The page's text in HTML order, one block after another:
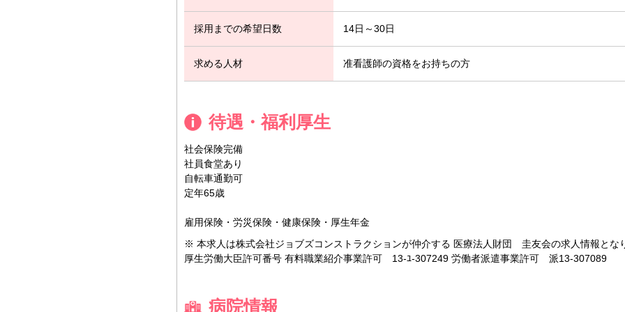
採用までの希望日数 14日～30日
求める人材 准看護師の資格をお持ちの方
待遇・福利厚生
社会保険完備
社員食堂あり
自転車通勤可
定年65歳
雇用保険・労災保険・健康保険・厚生年金
※ 本求人は株式会社ジョブズコンストラクションが仲介する 医療法人財団 圭友会の求人情報とな
厚生労働大臣許可番号 有料職業紹介事業許可 13-ﾕ-307249 労働者派遣事業許可 派13-307089
病院情報